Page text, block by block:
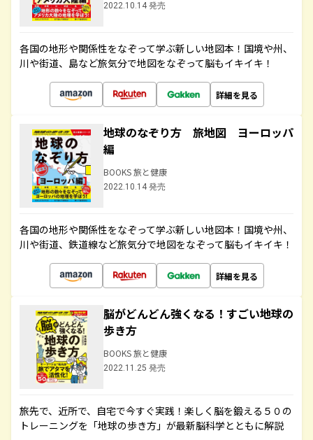
2022.10.14 発売
各国の地形や関係性をなぞって学ぶ新しい地図本！国境や州、
川や街道、島など旅気分で地図をなぞって脳もイキイキ！
詳細を見る
地球のなぞり方 旅地図 ヨーロッパ
編
BOOKS 旅と健康
2022.10.14 発売
各国の地形や関係性をなぞって学ぶ新しい地図本！国境や州、
川や街道、鉄道線など旅気分で地図をなぞって脳もイキイキ！
詳細を見る
脳がどんどん強くなる！すごい地球の
歩き方
BOOKS 旅と健康
2022.11.25 発売
旅先で、近所で、自宅で今すぐ実践！楽しく脳を鍛える５０の
トレーニングを「地球の歩き方」が最新脳科学とともに解説